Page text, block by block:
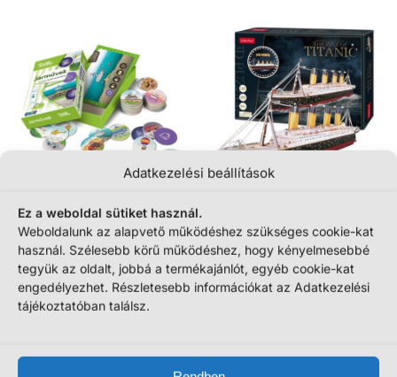
Adatkezelési beállítások
Ez a weboldal sütiket használ.
Weboldalunk az alapvető működéshez szükséges cookie-kat
használ. Szélesebb körű működéshez, hogy kényelmesebbé
tegyük az oldalt, jobbá a termékajánlót, egyéb cookie-kat
engedélyezhet. Részletesebb információkat az Adatkezelési
tájékoztatóban találsz.
Tolki memóriajáték: Járművek,
interaktív beszélő oktatójáték
5990Ft
Termék megtekintése
puzzle LED világítással
(CubicFun)
12990Ft